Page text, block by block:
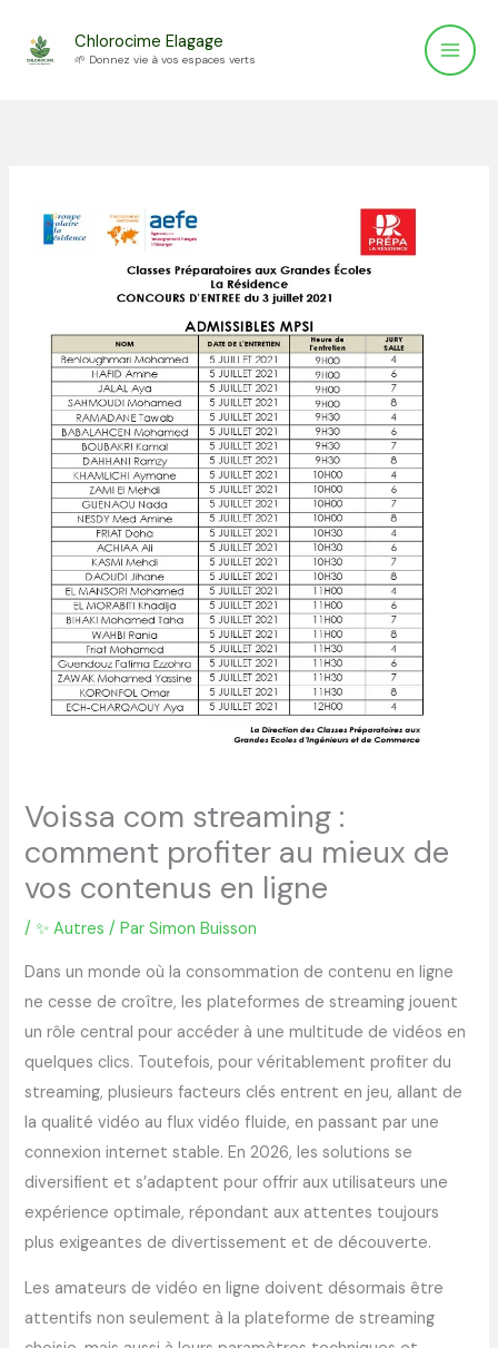
Chlorocime Elagage
🌱 Donnez vie à vos espaces verts
Voissa com streaming :
comment profiter au mieux de
vos contenus en ligne
/✨ Autres / ParSimon Buisson
Dans un monde où la consommation de contenu en ligne
ne cesse de croître, les plateformes de streaming jouent
un rôle central pour accéder à une multitude de vidéos en
quelques clics. Toutefois, pour véritablement profiter du
streaming, plusieurs facteurs clés entrent en jeu, allant de
la qualité vidéo au flux vidéo fluide, en passant par une
connexion internet stable. En 2026, les solutions se
diversifient et s’adaptent pour offrir aux utilisateurs une
expérience optimale, répondant aux attentes toujours
plus exigeantes de divertissement et de découverte.
Les amateurs de vidéo en ligne doivent désormais être
attentifs non seulement à la plateforme de streaming